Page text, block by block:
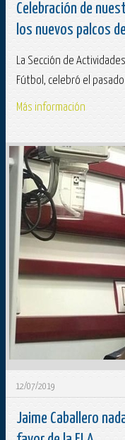
Celebración de
los nuevos palcos
La Sección de
Fútbol, celebró el
Más información
12/07/2019
Jaime Caballero